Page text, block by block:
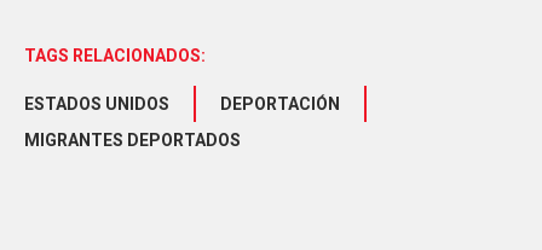
TAGS RELACIONADOS:
ESTADOS UNIDOS
DEPORTACIÓN
MIGRANTES DEPORTADOS